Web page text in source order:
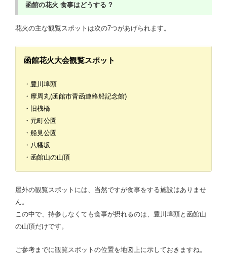
函館の花火 食事はどうする ?
花火の主な観覧スポットは次の7つがあげられます。
函館花火大会観覧スポット
・豊川埠頭
・摩周丸(函館市青函連絡船記念館)
・旧桟橋
・元町公園
・船見公園
・八幡坂
・函館山の山頂
屋外の観覧スポットには、当然ですが食事をする施設はありませ
ん。
この中で、持参しなくても食事が摂れるのは、豊川埠頭と函館山
の山頂だけです。
ご参考までに観覧スポットの位置を地図上に示しておきますね。